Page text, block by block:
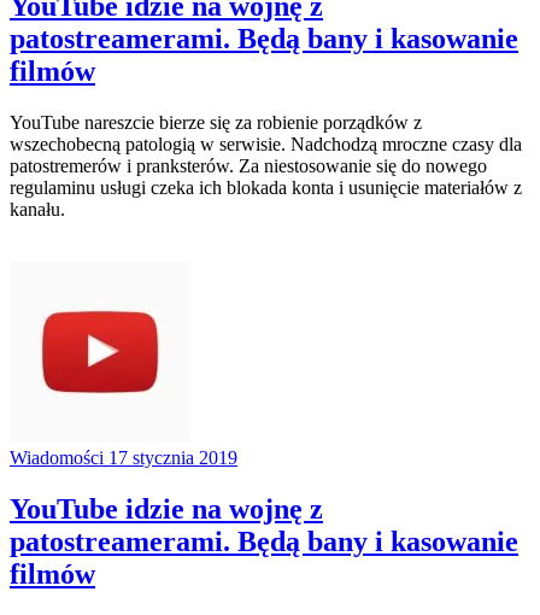
patostreamerami. Będą bany i kasowanie
filmów
YouTube nareszcie bierze się za robienie porządków z
wszechobecną patologią w serwisie. Nadchodzą mroczne czasy dla
patostremerów i pranksterów. Za niestosowanie się do nowego
regulaminu usługi czeka ich blokada konta i usunięcie materiałów z
kanału.
Wiadomości 17 stycznia 2019
YouTube idzie na wojnę z
patostreamerami. Będą bany i kasowanie
filmów